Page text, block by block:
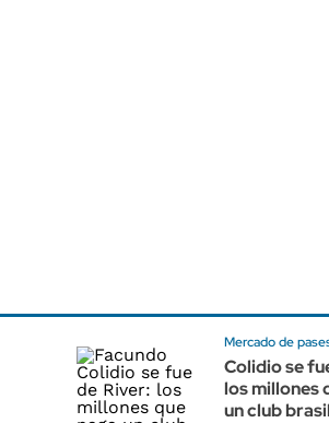
Mercado de
Colidio se
los millones
un club